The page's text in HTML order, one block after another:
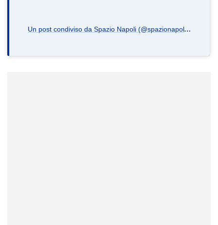
U
n post condiviso da Spazio Napoli (@spazionapoli.it)